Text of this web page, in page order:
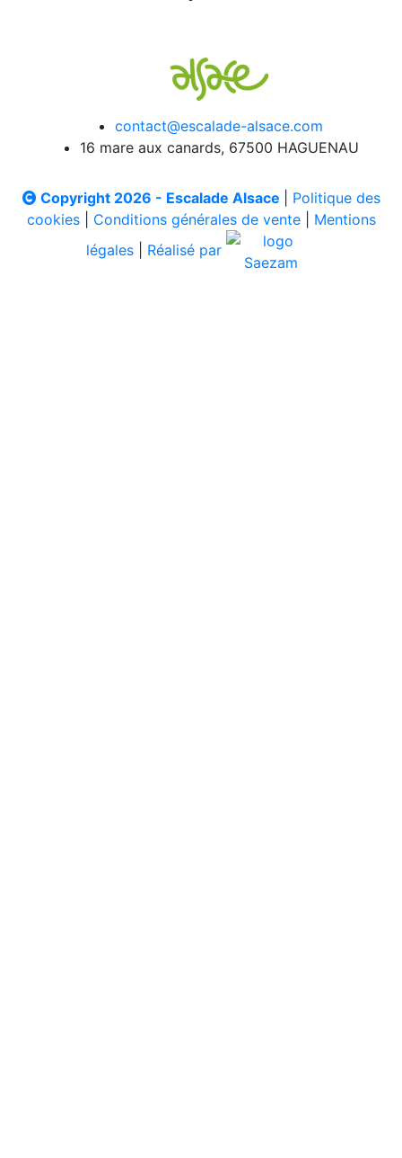
contact@escalade-alsace.com
16 mare aux canards, 67500 HAGUENAU
Copyright 2026 - Escalade Alsace
Politique des
cookies| Conditions générales de vente| Mentions
légales
Réalisé par